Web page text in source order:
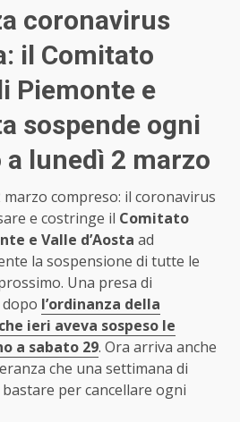
coronavirus
il Comitato
Piemonte e
sospende ogni
lunedì 2 marzo
compreso: il coronavirus
e costringe il Comitato
e Valle d’Aosta ad
la sospensione di tutte le
Una presa di
l’ordinanza della
ieri aveva sospeso le
a sabato 29. Ora arriva anche
che una settimana di
per cancellare ogni